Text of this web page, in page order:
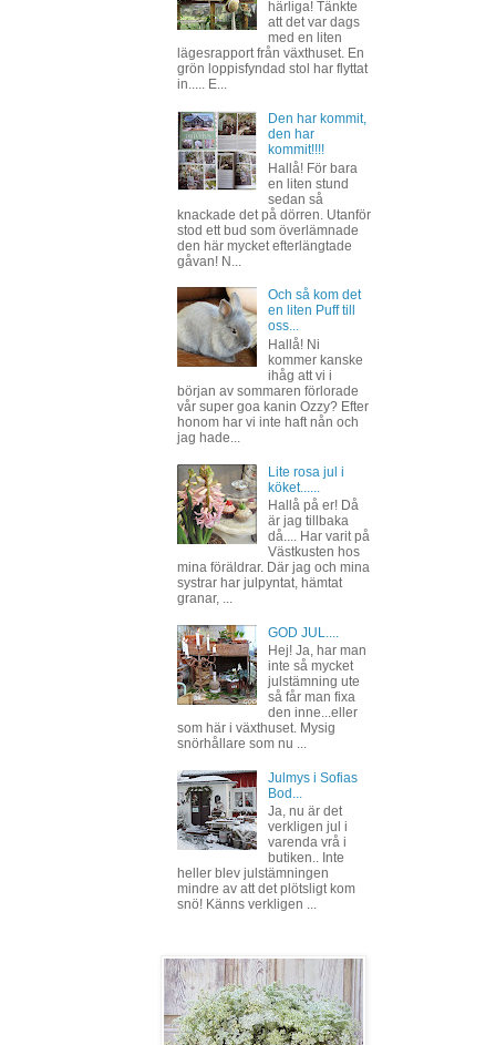
härliga! Tänkte
att det var dags
med en liten
lägesrapport från växthuset. En
grön loppisfyndad stol har flyttat
in..... E...
Den har kommit,
den har
kommit!!!!
Hallå! För bara
en liten stund
sedan så
knackade det på dörren. Utanför
stod ett bud som överlämnade
den här mycket efterlängtade
gåvan! N...
Och så kom det
en liten Puff till
oss...
Hallå! Ni
kommer kanske
ihåg att vi i
början av sommaren förlorade
vår super goa kanin Ozzy? Efter
honom har vi inte haft nån och
jag hade...
Lite rosa jul i
köket......
Hallå på er! Då
är jag tillbaka
då.... Har varit på
Västkusten hos
mina föräldrar. Där jag och mina
systrar har julpyntat, hämtat
granar, ...
GOD JUL....
Hej! Ja, har man
inte så mycket
julstämning ute
så får man fixa
den inne...eller
som här i växthuset. Mysig
snörhållare som nu ...
Julmys i Sofias
Bod...
Ja, nu är det
verkligen jul i
varenda vrå i
butiken.. Inte
heller blev julstämningen
mindre av att det plötsligt kom
snö! Känns verkligen ...